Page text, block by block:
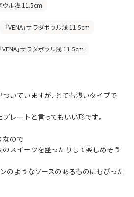
ウル浅 11.5cm
「VENA」サラダボウル浅 11.5cm
「VENA」サラダボウル浅 11.5cm
いていますが、とても浅いタイプで
レートと言ってもいい形です。
なので
スイーツを盛ったりして楽しめそう
のようなソースのあるものにもぴった